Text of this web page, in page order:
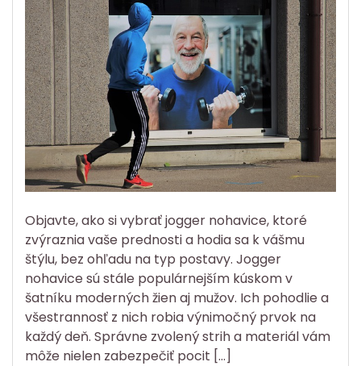
Objavte, ako si vybrať jogger nohavice, ktoré
zvýraznia vaše prednosti a hodia sa k vášmu
štýlu, bez ohľadu na typ postavy. Jogger
nohavice sú stále populárnejším kúskom v
šatníku moderných žien aj mužov. Ich pohodlie a
všestrannosť z nich robia výnimočný prvok na
každý deň. Správne zvolený strih a materiál vám
môže nielen zabezpečiť pocit […]